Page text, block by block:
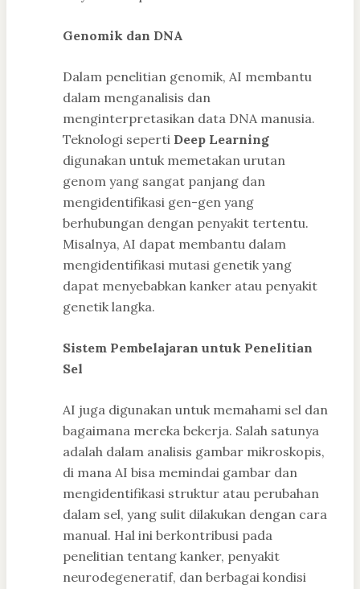
Genomik dan DNA
Dalam penelitian genomik, AI membantu
dalam menganalisis dan
menginterpretasikan data DNA manusia.
Teknologi seperti Deep Learning
digunakan untuk memetakan urutan
genom yang sangat panjang dan
mengidentifikasi gen-gen yang
berhubungan dengan penyakit tertentu.
Misalnya, AI dapat membantu dalam
mengidentifikasi mutasi genetik yang
dapat menyebabkan kanker atau penyakit
genetik langka.
Sistem Pembelajaran untuk Penelitian
Sel
AI juga digunakan untuk memahami sel dan
bagaimana mereka bekerja. Salah satunya
adalah dalam analisis gambar mikroskopis,
di mana AI bisa memindai gambar dan
mengidentifikasi struktur atau perubahan
dalam sel, yang sulit dilakukan dengan cara
manual. Hal ini berkontribusi pada
penelitian tentang kanker, penyakit
neurodegeneratif, dan berbagai kondisi